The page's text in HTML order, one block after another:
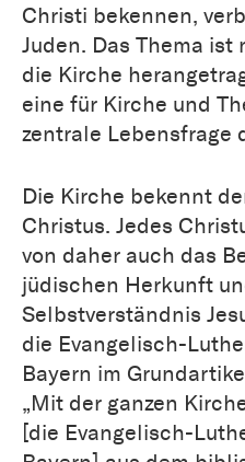
Christi bekennen,
Juden. Das Thema ist
die Kirche
eine für Kirche und
zentrale Lebensfrage
Die Kirche bekennt
Christus. Jedes
von daher auch das
jüdischen Herkunft
Selbstverständnis
die Evangelisch-
Bayern im
„Mit der ganzen
[die Evangelisch-